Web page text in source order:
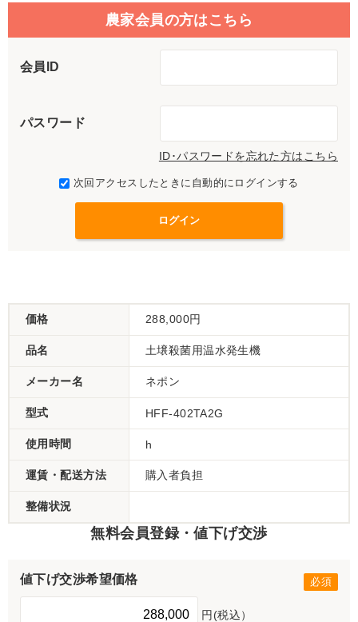
農家会員の方はこちら
会員ID
パスワード
ID･パスワードを忘れた方はこちら
次回アクセスしたときに自動的にログインする
価格 288,000円
品名 土壌殺菌用温水発生機
メーカー名 ネポン
型式 HFF-402TA2G
使用時間 h
運賃・配送方法 購入者負担
整備状況
無料会員登録・値下げ交渉
値下げ交渉希望価格
円(税込）